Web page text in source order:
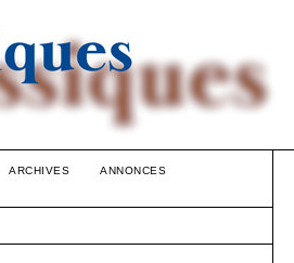
ARCHIVES
ANNONCES